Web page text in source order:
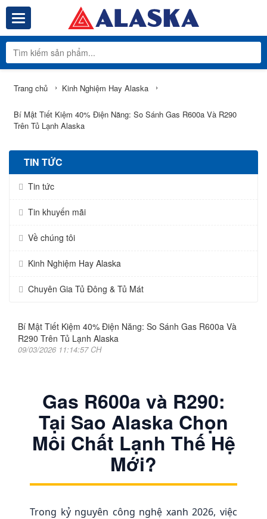
Toggle navigation Tổng Kho
Trang chủ › Kinh Nghiệm Hay Alaska ›
Bí Mật Tiết Kiệm 40% Điện Năng: So Sánh Gas R600a Và R290
Trên Tủ Lạnh Alaska
TIN TỨC
Tin tức
Tin khuyến mãi
Về chúng tôi
Kinh Nghiệm Hay Alaska
Chuyên Gia Tủ Đông & Tủ Mát
Bí Mật Tiết Kiệm 40% Điện Năng: So Sánh Gas R600a Và
R290 Trên Tủ Lạnh Alaska
09/03/2026 11:14:57 CH
Gas R600a và R290:
Tại Sao Alaska Chọn
Môi Chất Lạnh Thế Hệ
Mới?
Trong kỷ nguyên công nghệ xanh 2026, việc